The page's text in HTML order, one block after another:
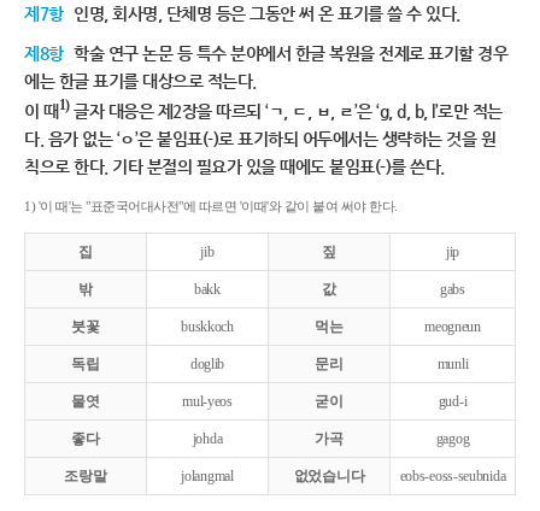
제7항 인명, 회사명, 단체명 등은 그동안 써 온 표기를 쓸 수 있다.
제8항 학술 연구 논문 등 특수 분야에서 한글 복원을 전제로 표기할 경우
에는 한글 표기를 대상으로 적는다.
이 때1)글자 대응은 제2장을 따르되 ‘ㄱ, ㄷ, ㅂ, ㄹ’은 ‘g, d, b, l’로만 적는
다. 음가 없는 ‘ㅇ’은 붙임표(-)로 표기하되 어두에서는 생략하는 것을 원
칙으로 한다. 기타 분절의 필요가 있을 때에도 붙임표(-)를 쓴다.
1) '이 때'는 "표준국어대사전"에 따르면 '이때'와 같이 붙여 써야 한다.
집 jib 짚 jip
밖 bakk 값 gabs
붓꽃 buskkoch 먹는 meogneun
독립 doglib 문리 munli
물엿 mul-yeos 굳이 gud-i
좋다 johda 가곡 gagog
조랑말 jolangmal 없었습니다 eobs-eoss-seubnida